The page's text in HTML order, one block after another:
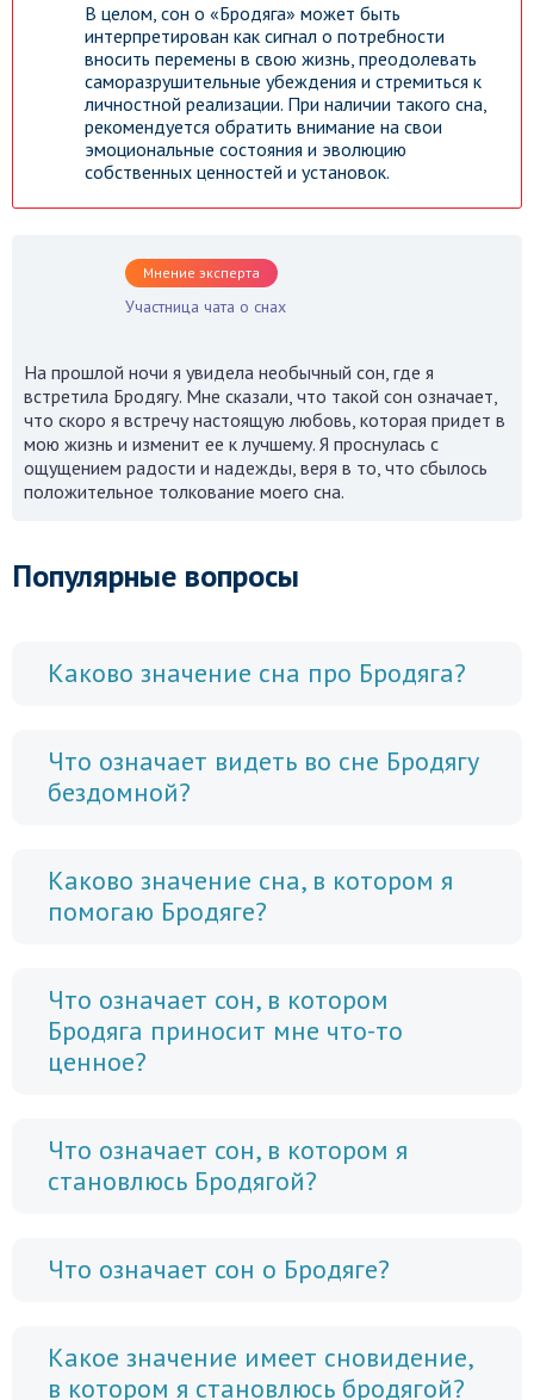
В целом, сон о «Бродяга» может быть
интерпретирован как сигнал о потребности
вносить перемены в свою жизнь, преодолевать
саморазрушительные убеждения и стремиться к
личностной реализации. При наличии такого сна,
рекомендуется обратить внимание на свои
эмоциональные состояния и эволюцию
собственных ценностей и установок.
Мнение эксперта
Участница чата о снах
На прошлой ночи я увидела необычный сон, где я
встретила Бродягу. Мне сказали, что такой сон означает,
что скоро я встречу настоящую любовь, которая придет в
мою жизнь и изменит ее к лучшему. Я проснулась с
ощущением радости и надежды, веря в то, что сбылось
положительное толкование моего сна.
Популярные вопросы
Каково значение сна про Бродяга?
Что означает видеть во сне Бродягу
бездомной?
Каково значение сна, в котором я
помогаю Бродяге?
Что означает сон, в котором
Бродяга приносит мне что-то
ценное?
Что означает сон, в котором я
становлюсь Бродягой?
Что означает сон о Бродяге?
Какое значение имеет сновидение,
в котором я становлюсь бродягой?